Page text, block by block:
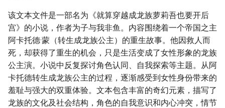
该文本文件是一部名为《就算穿越成龙族萝莉吾也要开后
宫》的小说，作者为子与我非鱼。内容围绕着一个帝国之主
阿卡托德·蒙（转生成龙族公主）的重生故事。他因救人而
死，却获得了重生的机会，只是生活变成了女性形象的龙族
公主演。小说中反复探讨角色认同、自我探索等主题。从阿
卡托德转生成龙族公主的过程，逐渐感受到女性身份带来的
羞耻与强大的双重体验。文本包含丰富的奇幻元素，描写了
龙族的文化及社会结构，角色的自我意识和内心冲突，情节